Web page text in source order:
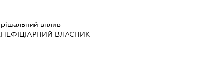
вплив
ВЛАСНИК